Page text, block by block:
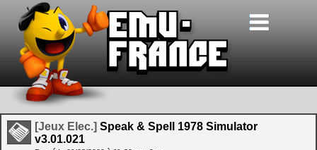
[Jeux Elec.] Speak & Spell 1978 Simulator
v3.01.021